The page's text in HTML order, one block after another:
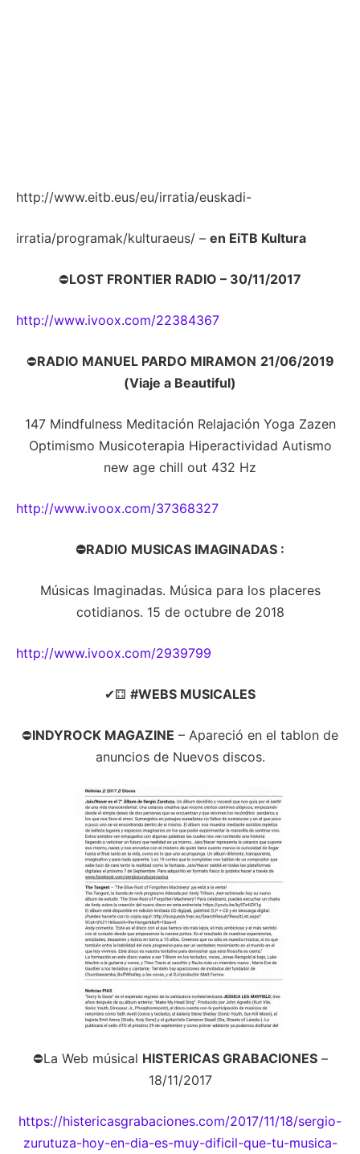
http://www.eitb.eus/eu/irratia/euskadi-
irratia/programak/kulturaeus/ – en EiTB Kultura
⛔LOST FRONTIER RADIO – 30/11/2017
http://www.ivoox.com/22384367
⛔RADIO MANUEL PARDO MIRAMON 21/06/2019
(Viaje a Beautiful)
147 Mindfulness Meditación Relajación Yoga Zazen
Optimismo Musicoterapia Hiperactividad Autismo
new age chill out 432 Hz
http://www.ivoox.com/37368327
⛔RADIO MUSICAS IMAGINADAS :
Músicas Imaginadas. Música para los placeres
cotidianos. 15 de octubre de 2018
http://www.ivoox.com/2939799
✔⚃ #WEBS MUSICALES
⛔INDYROCK MAGAZINE – Apareció en el tablon de
anuncios de Nuevos discos.
⛔La Web músical HISTERICAS GRABACIONES–
18/11/2017
https://histericasgrabaciones.com/2017/11/18/sergio-
zurutuza-hoy-en-dia-es-muy-dificil-que-tu-musica-